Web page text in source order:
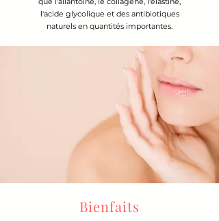
l'acide glycolique et des antibiotiques
naturels en quantités importantes.
Bienfaits